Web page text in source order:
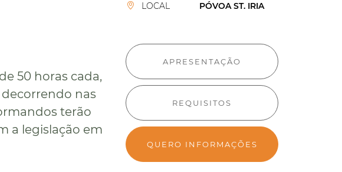
LOCAL
PÓVOA ST. IRIA
50 horas cada,
nas
terão
a legislação em
APRESENTAÇÃO
REQUISITOS
QUERO INFORMAÇÕES